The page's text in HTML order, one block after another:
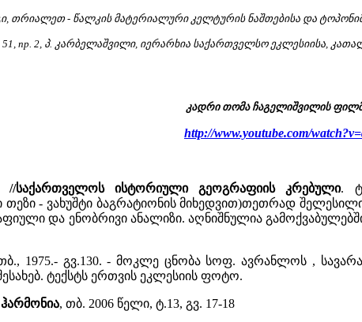
თრიალეთ - წალკის მატერიალური კელტურის ნაშთებისა და
стр. 51, пр. 2, პ. კარბელაშვილი, იერარხია საქართველსო ეკლესიისა,
კადრი თომა ჩაგელიშვილის
http://www.youtube.com/
საქართველოს ისტორიული გეოგრაფიის კრებული.
- ვახუშტი ბაგრატიონის მიხედვით)თეთრად
და ენობრივი ანალიზი. აღნიშნულია
1975.- გვ.130. - მოკლე ცნობა სოფ. ავრანლოს ,
ტექსტს ერთვის ეკლესიის ფოტო.
, თბ. 2006 წელი, ტ.13, გვ. 17-18